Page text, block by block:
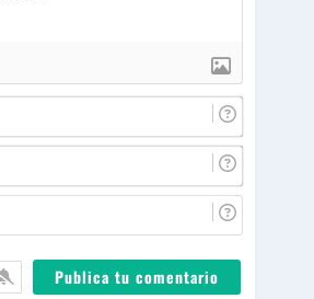
o
m
b
r
m
ie